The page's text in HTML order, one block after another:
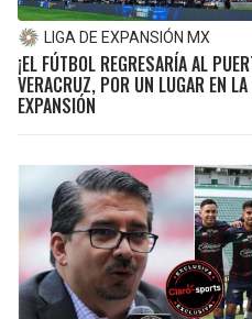
LIGA DE EXPANSIÓN MX
¡EL FÚTBOL REGRESARÍA AL
VERACRUZ, POR UN LUGAR EN
EXPANSIÓN